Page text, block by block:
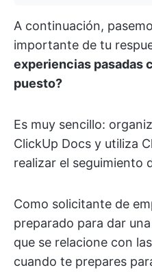
A continuación,
importante de tu
experiencias pasadas
puesto?
Es muy sencillo:
ClickUp Docs y utiliza
realizar el seguimiento
Como solicitante de
preparado para dar
que se relacione con
cuando te prepares